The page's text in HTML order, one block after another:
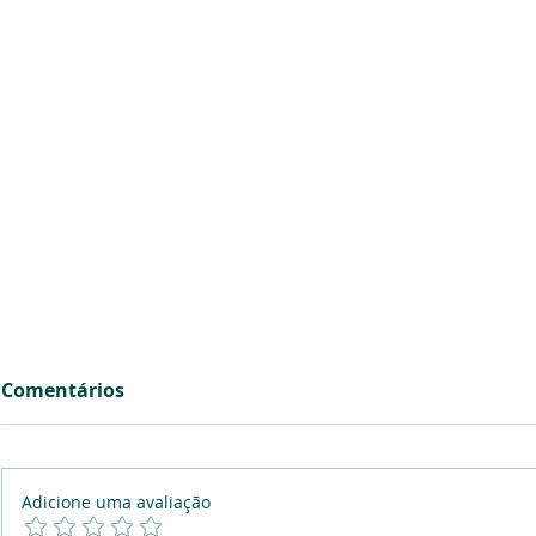
Comentários
Adicione uma avaliação